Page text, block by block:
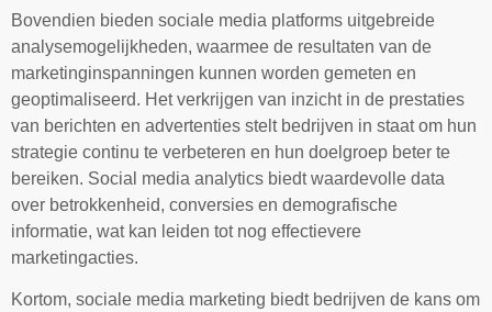
Bovendien bieden sociale media platforms uitgebreide
analysemogelijkheden, waarmee de resultaten van de
marketinginspanningen kunnen worden gemeten en
geoptimaliseerd. Het verkrijgen van inzicht in de prestaties
van berichten en advertenties stelt bedrijven in staat om hun
strategie continu te verbeteren en hun doelgroep beter te
bereiken. Social media analytics biedt waardevolle data
over betrokkenheid, conversies en demografische
informatie, wat kan leiden tot nog effectievere
marketingacties.
Kortom, sociale media marketing biedt bedrijven de kans om